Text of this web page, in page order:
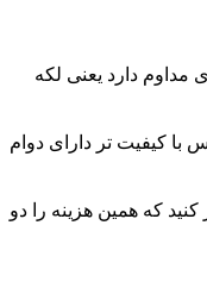
دارد یعنی لکه
با کیفیت تر دارای دوام
که همین هزینه را دو